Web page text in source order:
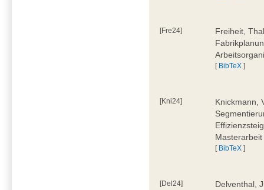
[Fre24]
Freiheit,
[ BibTeX ]
[Kni24]
Knickmann,
[ BibTeX ]
[Del24]
Delventhal,